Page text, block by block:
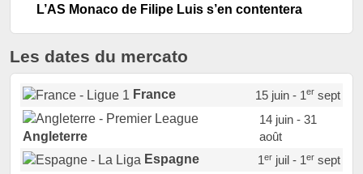
L’AS Monaco de Filipe Luis s’en contentera
Les dates du mercato
France 15 juin - 1ersept
Angleterre
14 juin - 31
août
Espagne
1erjuil - 1ersept